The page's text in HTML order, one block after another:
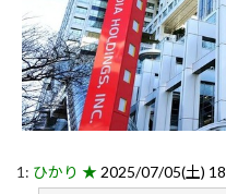
1: ひかり ★ 2025/07/05(土)